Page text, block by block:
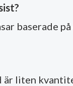
baserade
liten